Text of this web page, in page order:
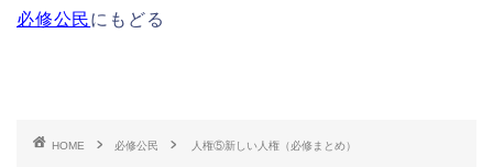
必修公民にもどる
HOME 必修公民 人権⑤新しい人権（必修まとめ）